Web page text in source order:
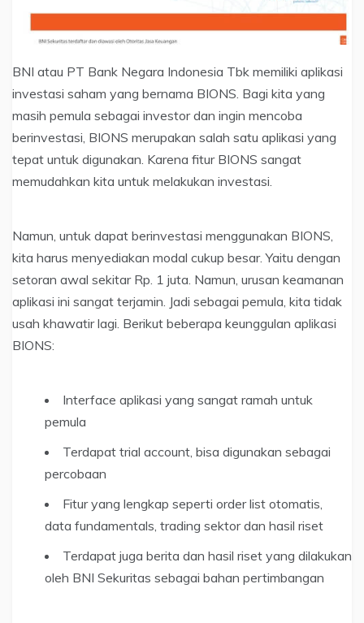
BNI atau PT Bank Negara Indonesia Tbk memiliki aplikasi
investasi saham yang bernama BIONS. Bagi kita yang
masih pemula sebagai investor dan ingin mencoba
berinvestasi, BIONS merupakan salah satu aplikasi yang
tepat untuk digunakan. Karena fitur BIONS sangat
memudahkan kita untuk melakukan investasi.
Namun, untuk dapat berinvestasi menggunakan BIONS,
kita harus menyediakan modal cukup besar. Yaitu dengan
setoran awal sekitar Rp. 1 juta. Namun, urusan keamanan
aplikasi ini sangat terjamin. Jadi sebagai pemula, kita tidak
usah khawatir lagi. Berikut beberapa keunggulan aplikasi
BIONS:
Interface aplikasi yang sangat ramah untuk
pemula
Terdapat trial account, bisa digunakan sebagai
percobaan
Fitur yang lengkap seperti order list otomatis,
data fundamentals, trading sektor dan hasil riset
Terdapat juga berita dan hasil riset yang dilakukan
oleh BNI Sekuritas sebagai bahan pertimbangan